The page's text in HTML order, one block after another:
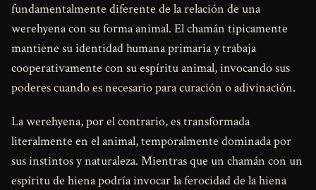
fundamentalmente diferente de la relación de una
werehyena con su forma animal. El chamán tipicamente
mantiene su identidad humana primaria y trabaja
cooperativamente con su espíritu animal, invocando sus
poderes cuando es necesario para curación o adivinación.
La werehyena, por el contrario, es transformada
literalmente en el animal, temporalmente dominada por
sus instintos y naturaleza. Mientras que un chamán con un
espíritu de hiena podría invocar la ferocidad de la hiena